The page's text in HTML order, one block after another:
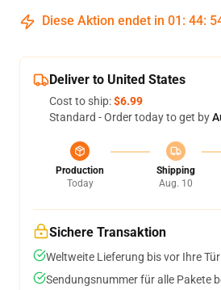
Diese Aktion endet in 01 : 44:
Deliver to United States
Cost to ship:$6.99
Standard - Order today to get by
Production
Today
Shipping
Aug. 10
Sichere Transaktion
Weltweite Lieferung bis vor Ihre Tür
Sendungsnummer für alle Pakete